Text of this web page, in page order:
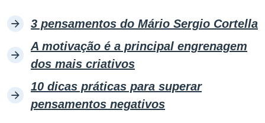
3 pensamentos do Mário Sergio Cortella
A motivação é a principal engrenagem
dos mais criativos
10 dicas práticas para superar
pensamentos negativos